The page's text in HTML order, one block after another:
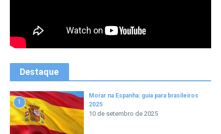
Destaque
1
Morar na Espanha: guia para brasileiros
2025
10 de setembro de 2025